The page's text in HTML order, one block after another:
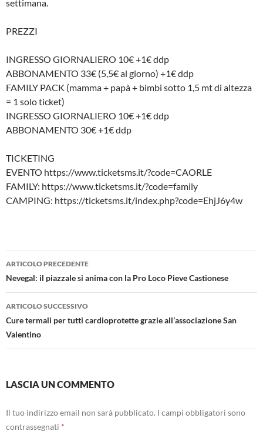
settimana.
PREZZI
INGRESSO GIORNALIERO 10€ +1€ ddp
ABBONAMENTO 33€ (5,5€ al giorno) +1€ ddp
FAMILY PACK (mamma + papà + bimbi sotto 1,5 mt di altezza
= 1 solo ticket)
INGRESSO GIORNALIERO 10€ +1€ ddp
ABBONAMENTO 30€ +1€ ddp
TICKETING
EVENTO https://www.ticketsms.it/?code=CAORLE
FAMILY: https://www.ticketsms.it/?code=family
CAMPING: https://ticketsms.it/index.php?code=EhjJ6y4w
Navigazione
articolo
ARTICOLO PRECEDENTE
Nevegal: il piazzale si anima con la Pro Loco Pieve Castionese
ARTICOLO SUCCESSIVO
Cure termali per tutti cardioprotette grazie all’associazione San
Valentino
LASCIA UN COMMENTO
Il tuo indirizzo email non sarà pubblicato. I campi obbligatori sono
contrassegnati *